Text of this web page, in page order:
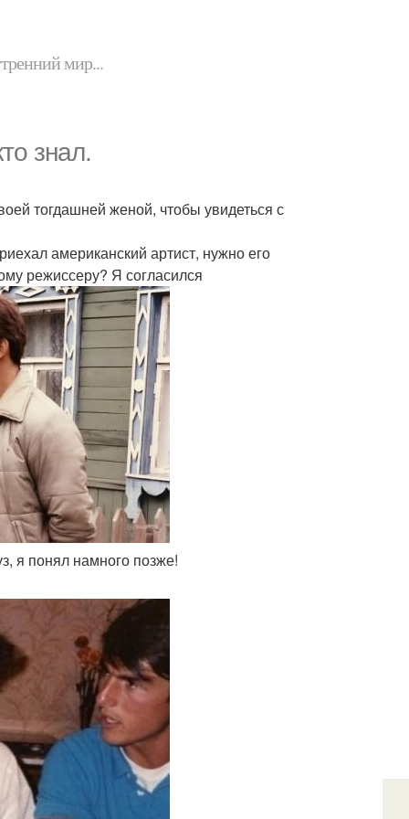
мир...
знал.
тогдашней женой, чтобы увидеться с
американский артист, нужно его
режиссеру? Я согласился
я понял намного позже!